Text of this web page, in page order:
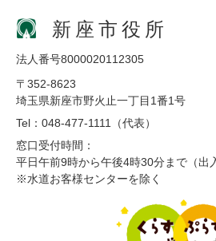
新座市役所
法人番号8000020112305
〒352-8623
埼玉県新座市野火止一丁目1番1号
Tel：048-477-1111（代表）
窓口受付時間：
平日午前9時から午後4時30分まで（出
※水道お客様センターを除く